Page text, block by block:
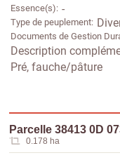
Essence(s) -
Type de peuplement
Documents de Gestion
Description
Pré, fauche/pâture
Parcelle 38413 0D
0.178 ha